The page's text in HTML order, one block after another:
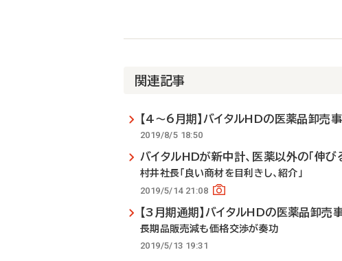
て
関連記事
【4～6月期】バイタルHDの医薬品卸売
2019/8/5 18:50
バイタルHDが新中計、医薬以外の「伸び
村井社長「良い商材を目利きし、紹介」
2019/5/14 21:08
【3月期通期】バイタルHDの医薬品卸
長期品販売減も価格交渉が奏功
2019/5/13 19:31